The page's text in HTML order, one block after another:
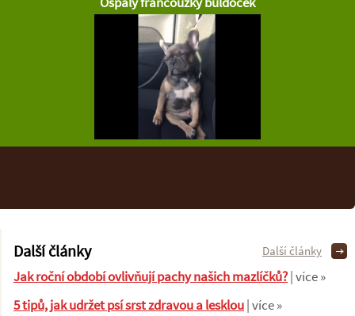
Další články
Jak roční období ovlivňují pachy našich mazlíčků?| více »
5 tipů, jak udržet psí srst zdravou a lesklou| více »
Další články